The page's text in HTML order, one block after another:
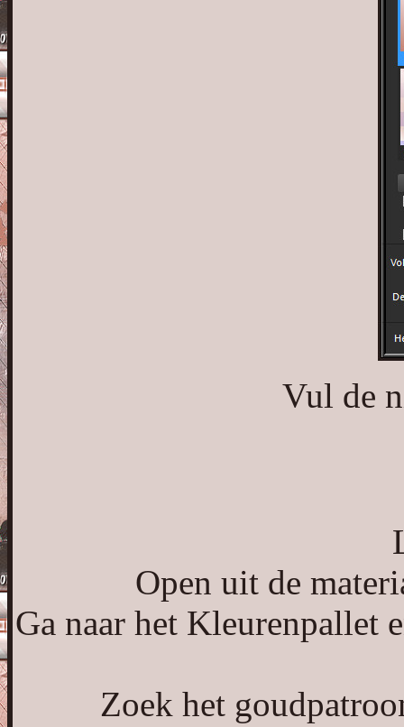
Vul de
Open uit de
Ga naar het Kleurenpallet
Zoek het